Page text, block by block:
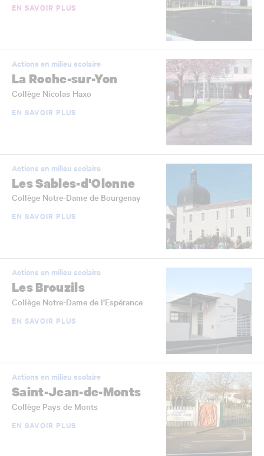
EN SAVOIR PLUS
Actions en milieu scolaire
La Roche-sur-Yon
Collège Nicolas Haxo
EN SAVOIR PLUS
Actions en milieu scolaire
Les Sables-d'Olonne
Collège Notre-Dame de Bourgenay
EN SAVOIR PLUS
Actions en milieu scolaire
Les Brouzils
Collège Notre-Dame de l’Espérance
EN SAVOIR PLUS
Actions en milieu scolaire
Saint-Jean-de-Monts
Collège Pays de Monts
EN SAVOIR PLUS